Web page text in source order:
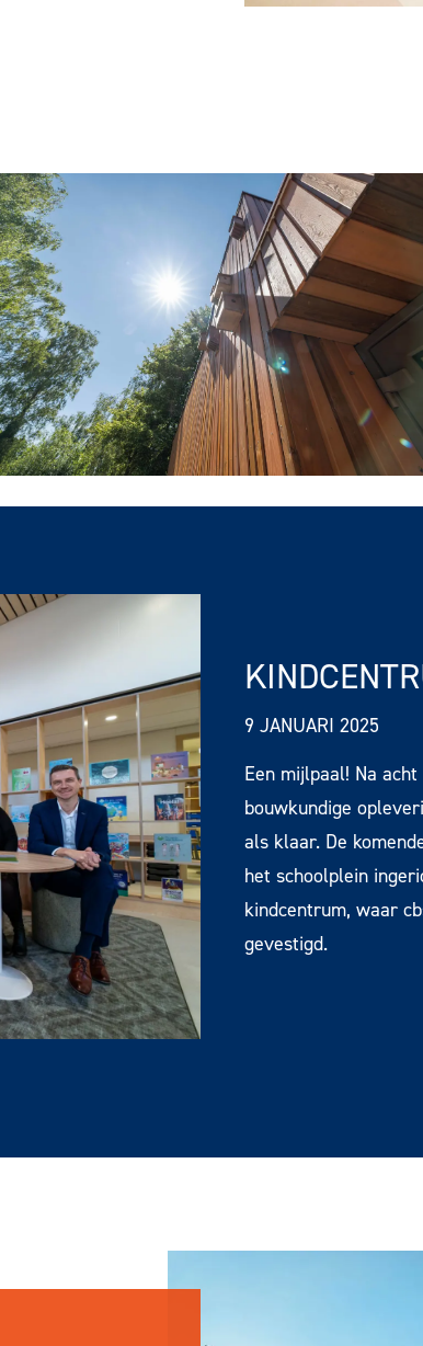
9 JANUARI 2025
Een mijlpaal! Na
bouwkundige
als klaar. De
het schoolplein
kindcentrum, waar
gevestigd.